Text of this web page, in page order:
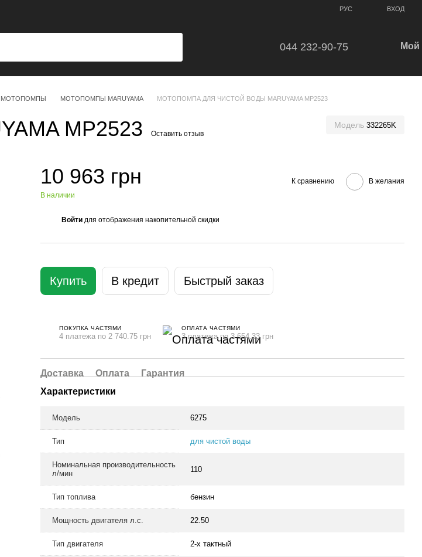
РУС ВХОД
044 232-90-75 Мой
МОТОПОМПЫ МОТОПОМПЫ MARUYAMA МОТОПОМПА ДЛЯ ЧИСТОЙ ВОДЫ MARUYAMA MP2523
MP2523 Оставить отзыв
Модель 332265K
10 963 грн
В наличии
К сравнению В желания
Войти для отображения накопительной скидки
Купить В кредит Быстрый заказ
ПОКУПКА ЧАСТЯМИ
4 платежа по 2 740.75 грн
ОПЛАТА ЧАСТЯМИ
3 платежа по 3 654.33 грн
Доставка Оплата
Гарантия
Характеристики
Модель 6275
Тип для чистой воды
Номинальная производительность
л/мин
110
Тип топлива бензин
Мощность двигателя л.с. 22.50
Тип двигателя 2-х тактный